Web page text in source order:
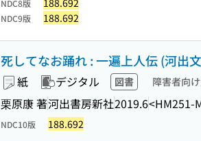
NDC8版 188.692
NDC9版 188.692
死してなお踊れ : 一遍上人伝 (河出
紙 デジタル 図書 障害者向
栗原康 著河出書房新社2019.6<HM251-
NDC10版 188.692